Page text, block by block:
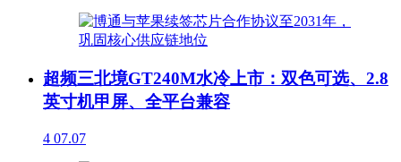
超频三北境GT240M水冷上市：双色可选、2.8
英寸机甲屏、全平台兼容
4 07.07